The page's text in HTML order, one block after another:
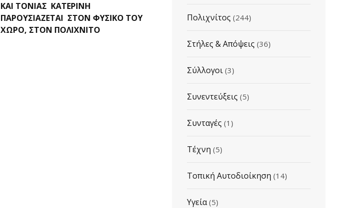
ΚΑΙ ΤΟΝΙΑΣ ΚΑΤΕΡΙΝΗ
ΠΑΡΟΥΣΙΑΖΕΤΑΙ ΣΤΟΝ ΦΥΣΙΚΟ ΤOY
ΧΩΡΟ, ΣΤΟΝ ΠΟΛΙΧΝΙΤΟ
Πολιχνίτος (244)
Στήλες & Απόψεις (36)
Σύλλογοι(3)
Συνεντεύξεις (5)
Συνταγές (1)
Τέχνη (5)
Τοπική Αυτοδιοίκηση (14)
Υγεία(5)